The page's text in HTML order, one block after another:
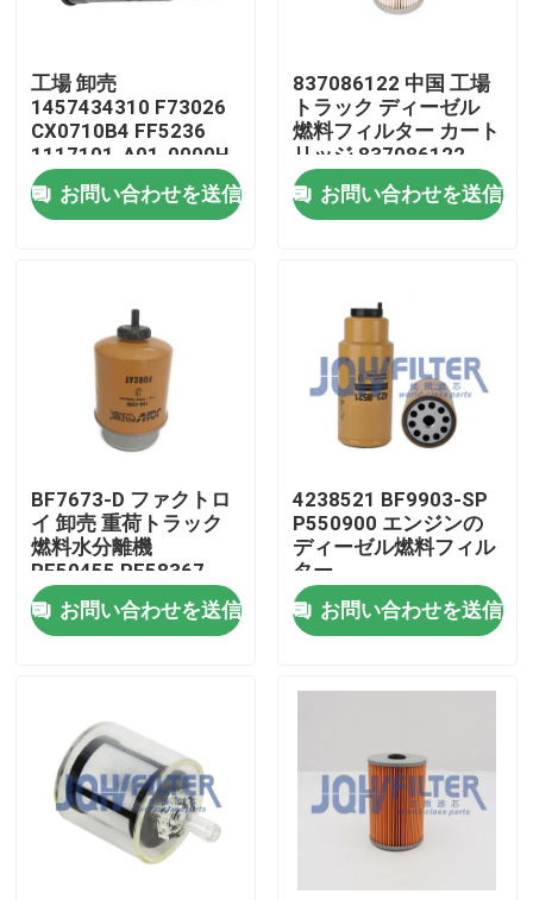
家へ
ビデオ
わたしたち に つい て
工場 ツアー
品質管理
ニュース
引金 を 求め て ください
工場 卸売
1457434310 F73026
CX0710B4 FF5236
1117101-A01-0000H
C00068668 エンジン
ディーゼル燃料フィル
ター
お問い合わせを送信
837086122 中国 工場
トラック ディーゼル
燃料フィルター カート
リッジ 837086122
389-5819 PF46049
363-5819
お問い合わせを送信
BF7673-D ファクトロ
イ 卸売 重荷トラック
燃料水分離機
RE50455 RE58367
156-1200 RE62418
P550351 FS19516
お問い合わせを送信
4238521 BF9903-SP
P550900 エンジンの
ディーゼル燃料フィル
ター
お問い合わせを送信